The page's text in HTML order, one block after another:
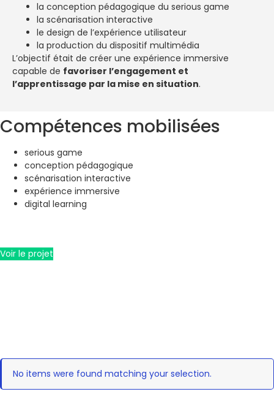
la conception pédagogique du serious game
la scénarisation interactive
le design de l’expérience utilisateur
la production du dispositif multimédia
L’objectif était de créer une expérience immersive
capable de favoriser l’engagement et
l’apprentissage par la mise en situation.
Compétences mobilisées
serious game
conception pédagogique
scénarisation interactive
expérience immersive
digital learning
Voir le projet
No items were found matching your selection.